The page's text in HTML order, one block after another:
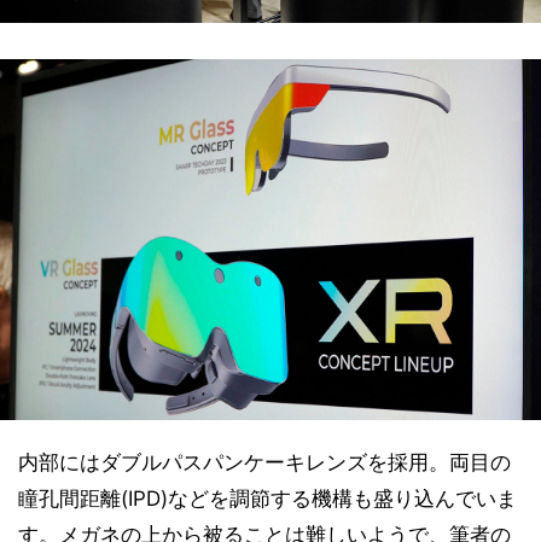
内部にはダブルパスパンケーキレンズを採用。両目の
瞳孔間距離(IPD)などを調節する機構も盛り込んでいま
す。メガネの上から被ることは難しいようで、筆者の